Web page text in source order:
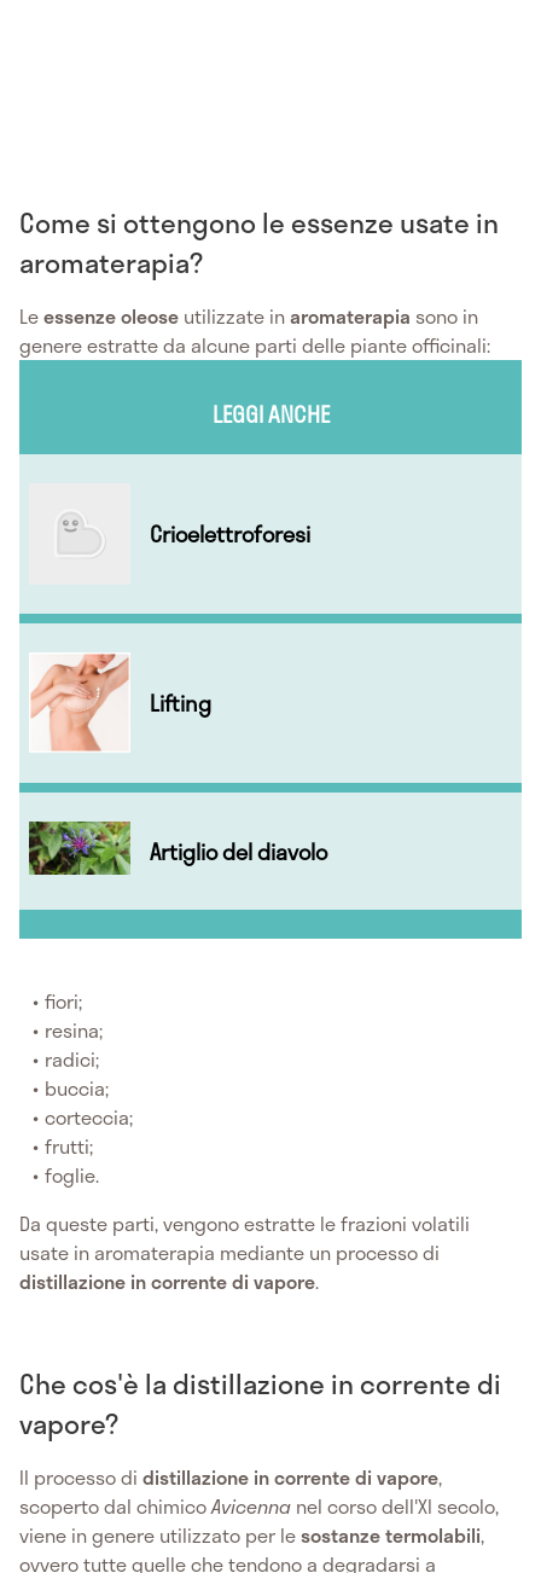
Come si ottengono le essenze usate in
aromaterapia?
Leessenze oleose utilizzate inaromaterapia sono in
genere estratte da alcune parti delle piante officinali:
LEGGI ANCHE
Crioelettroforesi
Lifting
Artiglio del diavolo
fiori;
resina;
radici;
buccia;
corteccia;
frutti;
foglie.
Da queste parti, vengono estratte le frazioni volatili
usate in aromaterapia mediante un processo di
distillazione in corrente di vapore.
Che cos'è la distillazione in corrente di
vapore?
Il processo di distillazione in corrente di vapore,
scoperto dal chimicoAvicenna nel corso dell'XI secolo,
viene in genere utilizzato per lesostanze termolabili,
ovvero tutte quelle che tendono a degradarsi a